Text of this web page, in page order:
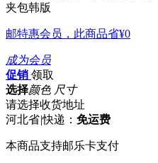
夹包韩版
邮特惠会员，此商品省¥0
成为会员
促销 领取
选择颜色 尺寸
请选择收货地址
河北省|快递： 免运费
本商品支持邮乐卡支付